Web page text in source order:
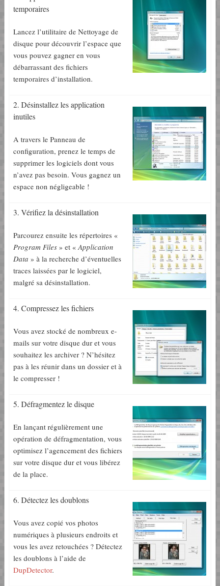
temporaires
Lancez l’utilitaire de Nettoyage de
disque pour découvrir l’espace que
vous pouvez gagner en vous
débarrassant des fichiers
temporaires d’installation.
2. Désinstallez les application
inutiles
A travers le Panneau de
configuration, prenez le temps de
supprimer les logiciels dont vous
n’avez pas besoin. Vous gagnez un
espace non négligeable !
3. Vérifiez la désinstallation
Parcourez ensuite les répertoires «
Program Files» et « Application
Data » à la recherche d’éventuelles
traces laissées par le logiciel,
malgré sa désinstallation.
4. Compressez les fichiers
Vous avez stocké de nombreux e-
mails sur votre disque dur et vous
souhaitez les archiver ? N’hésitez
pas à les réunir dans un dossier et à
le compresser !
5. Défragmentez le disque
En lançant régulièrement une
opération de défragmentation, vous
optimisez l’agencement des fichiers
sur votre disque dur et vous libérez
de la place.
6. Détectez les doublons
Vous avez copié vos photos
numériques à plusieurs endroits et
vous les avez retouchées ? Détectez
les doublons à l’aide de
DupDetector.